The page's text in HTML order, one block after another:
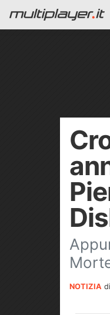
NOTIZIA di